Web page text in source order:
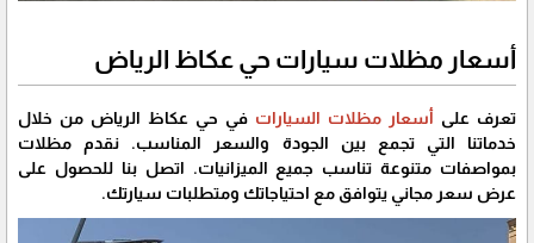
أسعار مظلات سيارات حي عكاظ الرياض
تعرف على أسعار مظلات السيارات في حي عكاظ الرياض من خلال
خدماتنا التي تجمع بين الجودة والسعر المناسب. نقدم مظلات
بمواصفات متنوعة تناسب جميع الميزانيات. اتصل بنا للحصول على
عرض سعر مجاني يتوافق مع احتياجاتك ومتطلبات سيارتك.